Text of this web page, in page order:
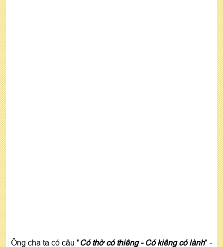
Ông cha ta có câu "Có thờ có thiêng - Có kiêng có lành" -